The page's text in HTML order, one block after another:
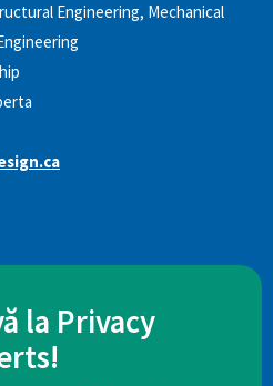
Engineering, Mechanical
la Privacy